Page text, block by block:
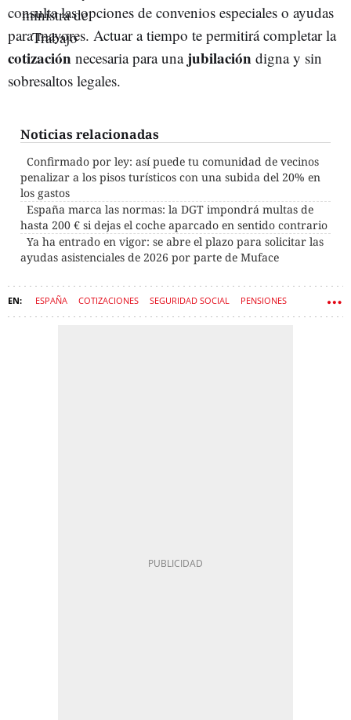
consulta las opciones de convenios especiales o ayudas
para mayores. Actuar a tiempo te permitirá completar la
cotización necesaria para una jubilación digna y sin
sobresaltos legales.
Noticias relacionadas
Confirmado por ley: así puede tu comunidad de vecinos
penalizar a los pisos turísticos con una subida del 20% en
los gastos
España marca las normas: la DGT impondrá multas de
hasta 200 € si dejas el coche aparcado en sentido contrario
Ya ha entrado en vigor: se abre el plazo para solicitar las
ayudas asistenciales de 2026 por parte de Muface
ESPAÑA COTIZACIONES SEGURIDAD SOCIAL PENSIONES